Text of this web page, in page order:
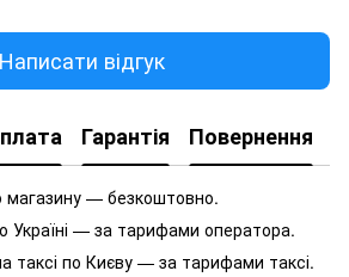
Написати відгук
Гарантія Повернення
магазину — безкоштовно.
— за тарифами оператора.
таксі по Києву — за тарифами таксі.